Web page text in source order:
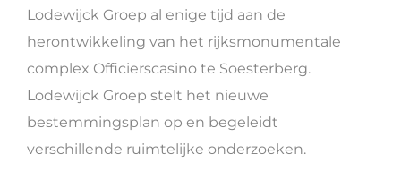
Lodewijck Groep al enige tijd aan de
herontwikkeling van het rijksmonumentale
complex Officierscasino te Soesterberg.
Lodewijck Groep stelt het nieuwe
bestemmingsplan op en begeleidt
verschillende ruimtelijke onderzoeken.